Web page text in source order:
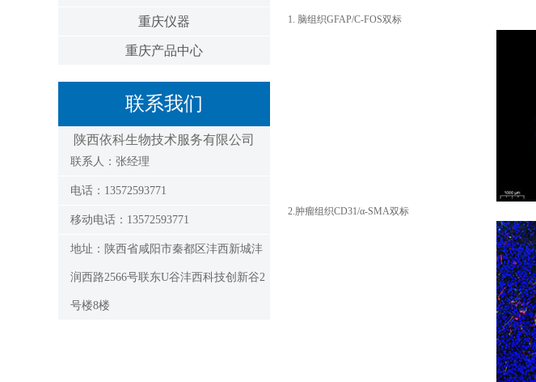
重庆仪器
重庆产品中心
联系我们
陕西依科生物技术服务有限公司
联系人：张经理
电话：13572593771
移动电话：13572593771
地址：陕西省咸阳市秦都区沣西新城沣
润西路2566号联东U谷沣西科技创新谷2
号楼8楼
1. 脑组织GFAP/C-FOS双标
2.肿瘤组织CD31/α-SMA双标